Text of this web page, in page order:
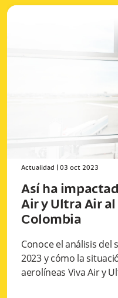
Actualidad 03 oct 2023
Así ha
Air y Ultra Air
Colombia
Conoce el análisis
2023 y cómo la
aerolíneas Viva Air y